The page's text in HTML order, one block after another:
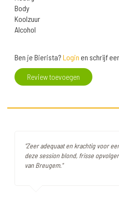
Body
Koolzuur
Alcohol
Ben je Bierista? Login en schrijf
Review toevoegen
"Zeer adequaat en krachtig voor
deze session blond, frisse
van Breugem."